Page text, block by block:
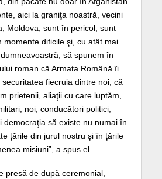
aici la graniţa noastră, vecini
Moldova, sunt în pericol, sunt
momente dificile şi, cu atât mai
să spunem în
roman că Armata Română îi
fiecruia dintre noi, că
prietenii, aliaţii cu care luptăm,
noi, conducători politici,
democraţia să existe nu numai în
ţările din jurul nostru şi în ţările
misiuni”, a spus el.
presă de după ceremonial,